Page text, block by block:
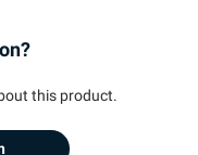
this product.